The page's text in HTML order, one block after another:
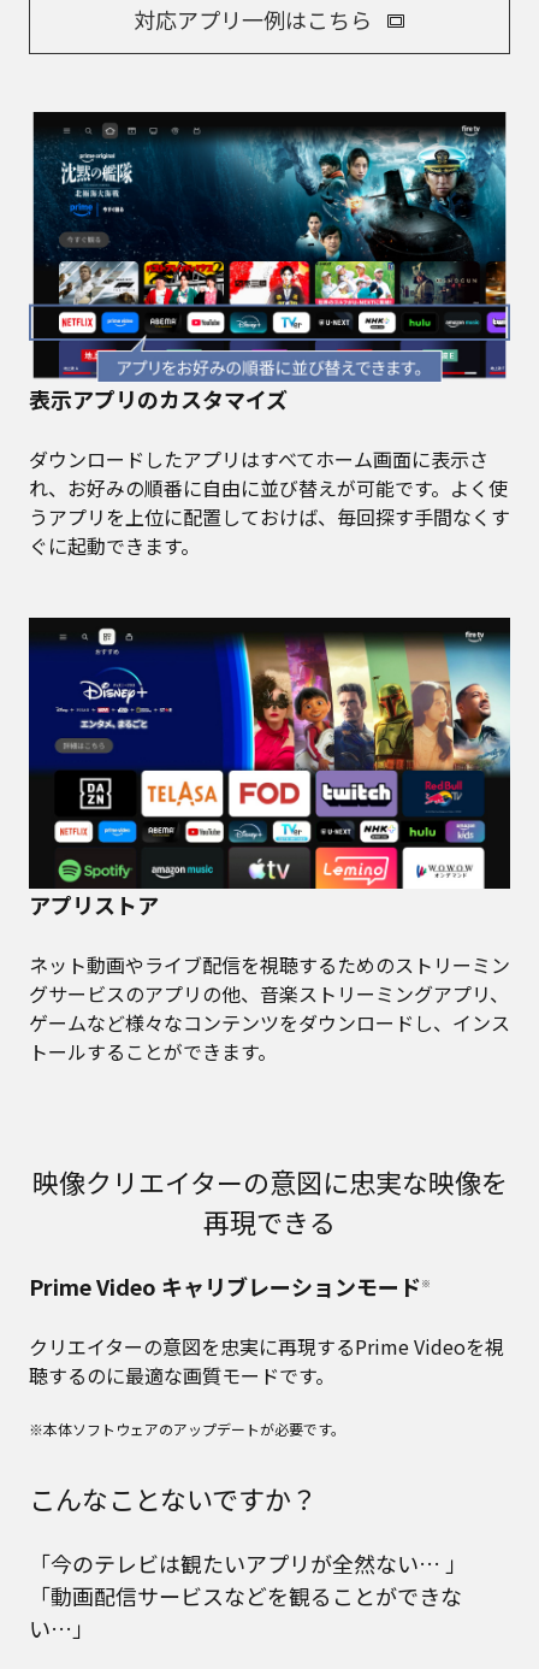
対応アプリ一例はこちら
表示アプリのカスタマイズ
ダウンロードしたアプリはすべてホーム画面に表示さ
れ、お好みの順番に自由に並び替えが可能です。よく使
うアプリを上位に配置しておけば、毎回探す手間なくす
ぐに起動できます。
アプリストア
ネット動画やライブ配信を視聴するためのストリーミン
グサービスのアプリの他、音楽ストリーミングアプリ、
ゲームなど様々なコンテンツをダウンロードし、インス
トールすることができます。
映像クリエイターの意図に忠実な映像を
再現できる
Prime Video キャリブレーションモード※
クリエイターの意図を忠実に再現するPrime Videoを視
聴するのに最適な画質モードです。
※本体ソフトウェアのアップデートが必要です。
こんなことないですか？
「今のテレビは観たいアプリが全然ない… 」
「動画配信サービスなどを観ることができな
い…」